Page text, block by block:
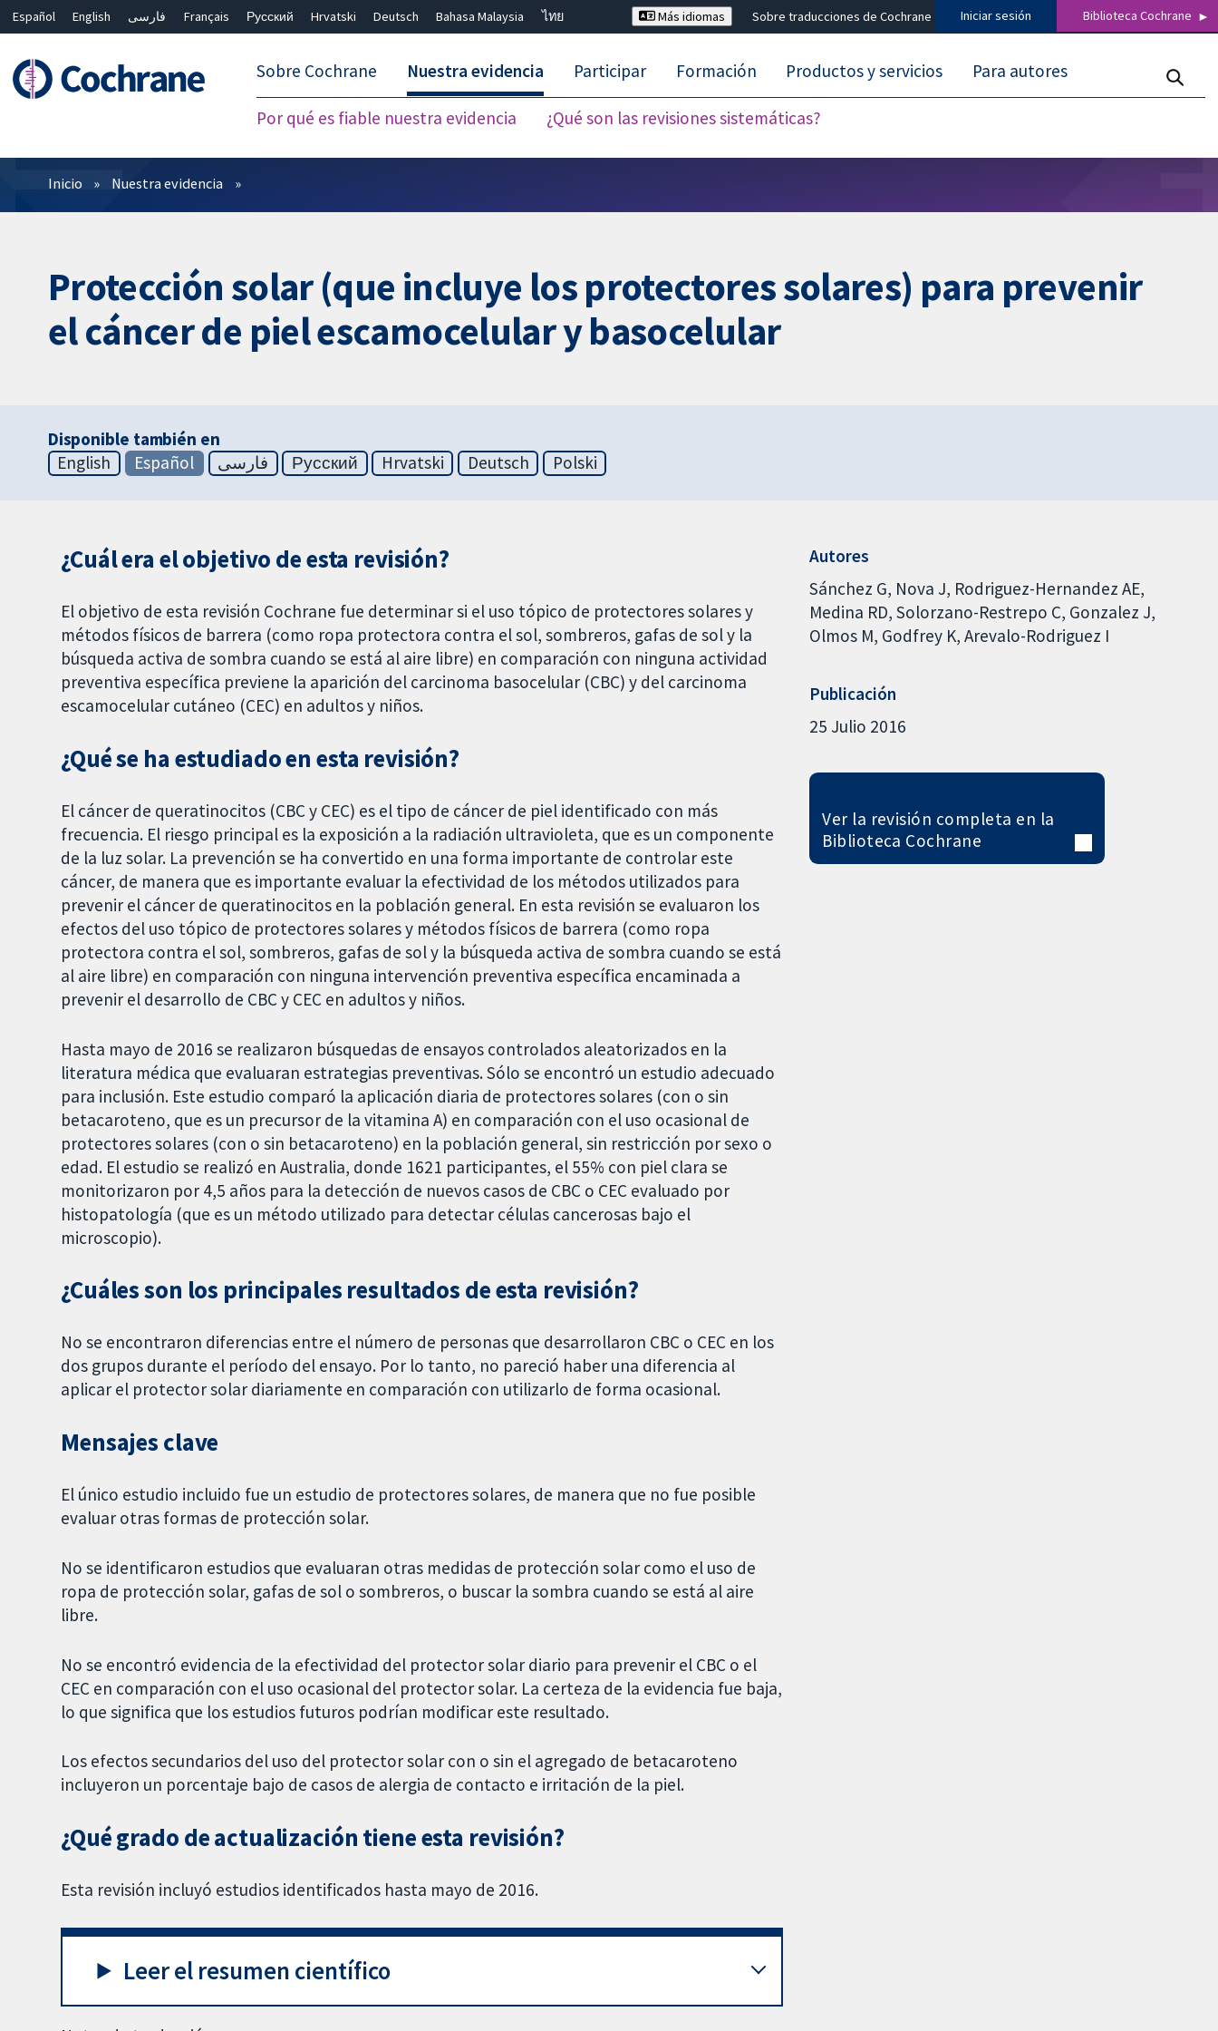
Español English فارسی Français Русский Hrvatski Deutsch Bahasa Malaysia
ไทย
Más idiomas Sobre traducciones de Cochrane Iniciar sesión Biblioteca Cochrane
Sobre Cochrane Nuestra evidencia
Por qué es fiable nuestra evidencia ¿Qué son las revisiones sistemáticas?
Participar Formación Productos y servicios Para autores
Filtros
Inicio Nuestra evidencia
Protección solar (que incluye los protectores solares) para prevenir
el cáncer de piel escamocelular y basocelular
Disponible también en
English
Español فارسی Русский Hrvatski Deutsch Polski
¿Cuál era el objetivo de esta revisión?
El objetivo de esta revisión Cochrane fue determinar si el uso tópico de protectores solares y
métodos físicos de barrera (como ropa protectora contra el sol, sombreros, gafas de sol y la
búsqueda activa de sombra cuando se está al aire libre) en comparación con ninguna actividad
preventiva específica previene la aparición del carcinoma basocelular (CBC) y del carcinoma
escamocelular cutáneo (CEC) en adultos y niños.
¿Qué se ha estudiado en esta revisión?
El cáncer de queratinocitos (CBC y CEC) es el tipo de cáncer de piel identificado con más
frecuencia. El riesgo principal es la exposición a la radiación ultravioleta, que es un componente
de la luz solar. La prevención se ha convertido en una forma importante de controlar este
cáncer, de manera que es importante evaluar la efectividad de los métodos utilizados para
prevenir el cáncer de queratinocitos en la población general. En esta revisión se evaluaron los
efectos del uso tópico de protectores solares y métodos físicos de barrera (como ropa
protectora contra el sol, sombreros, gafas de sol y la búsqueda activa de sombra cuando se está
al aire libre) en comparación con ninguna intervención preventiva específica encaminada a
prevenir el desarrollo de CBC y CEC en adultos y niños.
Hasta mayo de 2016 se realizaron búsquedas de ensayos controlados aleatorizados en la
literatura médica que evaluaran estrategias preventivas. Sólo se encontró un estudio adecuado
para inclusión. Este estudio comparó la aplicación diaria de protectores solares (con o sin
betacaroteno, que es un precursor de la vitamina A) en comparación con el uso ocasional de
protectores solares (con o sin betacaroteno) en la población general, sin restricción por sexo o
edad. El estudio se realizó en Australia, donde 1621 participantes, el 55% con piel clara se
monitorizaron por 4,5 años para la detección de nuevos casos de CBC o CEC evaluado por
histopatología (que es un método utilizado para detectar células cancerosas bajo el
microscopio).
¿Cuáles son los principales resultados de esta revisión?
No se encontraron diferencias entre el número de personas que desarrollaron CBC o CEC en los
dos grupos durante el período del ensayo. Por lo tanto, no pareció haber una diferencia al
aplicar el protector solar diariamente en comparación con utilizarlo de forma ocasional.
Mensajes clave
El único estudio incluido fue un estudio de protectores solares, de manera que no fue posible
evaluar otras formas de protección solar.
No se identificaron estudios que evaluaran otras medidas de protección solar como el uso de
ropa de protección solar, gafas de sol o sombreros, o buscar la sombra cuando se está al aire
libre.
No se encontró evidencia de la efectividad del protector solar diario para prevenir el CBC o el
CEC en comparación con el uso ocasional del protector solar. La certeza de la evidencia fue baja,
lo que significa que los estudios futuros podrían modificar este resultado.
Los efectos secundarios del uso del protector solar con o sin el agregado de betacaroteno
incluyeron un porcentaje bajo de casos de alergia de contacto e irritación de la piel.
¿Qué grado de actualización tiene esta revisión?
Esta revisión incluyó estudios identificados hasta mayo de 2016.
Leer el resumen científico
Autores
Sánchez G Nova J Rodriguez-Hernandez AE
Medina RD Solorzano-Restrepo C Gonzalez J
Olmos M Godfrey K Arevalo-Rodriguez I
Publicación
25 Julio 2016
Ver la revisión completa en la
Biblioteca Cochrane